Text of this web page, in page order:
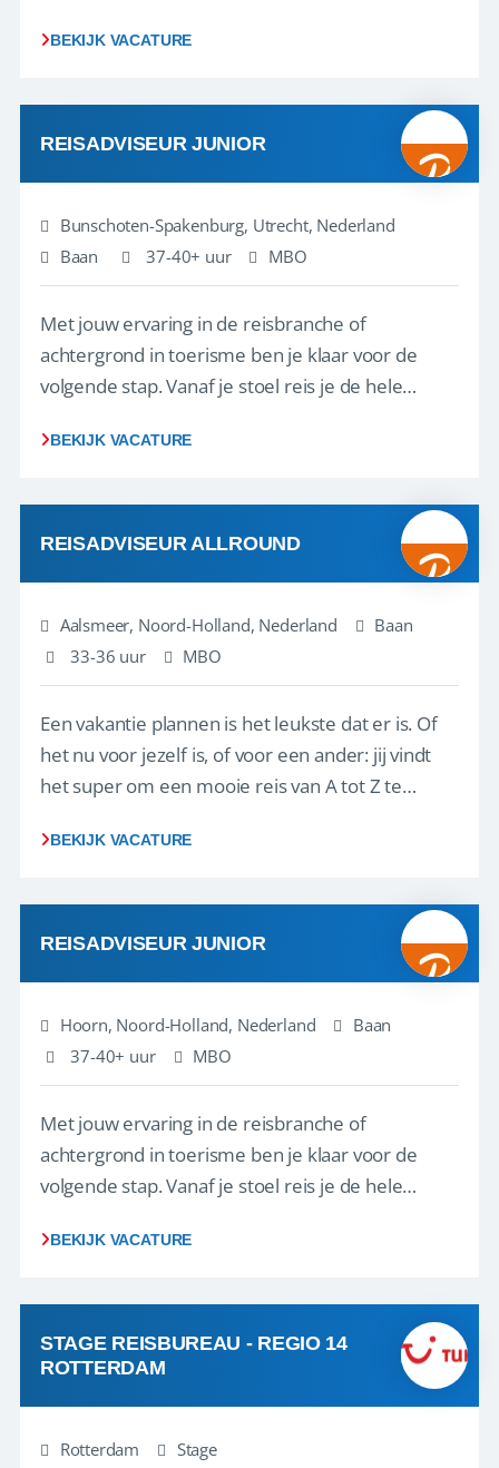
wensen van je team, je klant en wat er in de
klanten te overtuigen om die droomreis te
boeken! ...
BEKIJK VACATURE
REISADVISEUR JUNIOR
Bunschoten-Spakenburg, Utrecht, Nederland
Baan
37-40+ uur MBO
Met jouw ervaring in de reisbranche of
achtergrond in toerisme ben je klaar voor de
volgende stap. Vanaf je stoel reis je de hele
wensen van je team, je klant en wat er in de
klanten te overtuigen om die droomreis te
boeken! ...
BEKIJK VACATURE
REISADVISEUR ALLROUND
Aalsmeer, Noord-Holland, Nederland
Baan
33-36 uur
MBO
Een vakantie plannen is het leukste dat er is. Of
het nu voor jezelf is, of voor een ander: jij vindt
het super om een mooie reis van A tot Z te
vakantiegangers de meest prachtige plekjes op
werken: of het nu gaat om vragen ...
BEKIJK VACATURE
REISADVISEUR JUNIOR
Hoorn, Noord-Holland, Nederland
Baan
37-40+ uur
MBO
Met jouw ervaring in de reisbranche of
achtergrond in toerisme ben je klaar voor de
volgende stap. Vanaf je stoel reis je de hele
wensen van je team, je klant en wat er in de
klanten te overtuigen om die droomreis te
boeken! ...
BEKIJK VACATURE
STAGE REISBUREAU - REGIO 14
ROTTERDAM
Rotterdam Stage